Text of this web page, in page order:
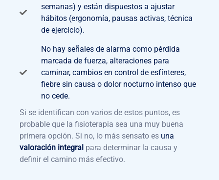
semanas) y están dispuestos a ajustar
hábitos (ergonomía, pausas activas, técnica
de ejercicio).
No hay señales de alarma como pérdida
marcada de fuerza, alteraciones para
caminar, cambios en control de esfínteres,
fiebre sin causa o dolor nocturno intenso que
no cede.
Si se identifican con varios de estos puntos, es
probable que la fisioterapia sea una muy buena
primera opción. Si no, lo más sensato es una
valoración integral para determinar la causa y
definir el camino más efectivo.